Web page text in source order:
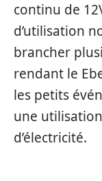
continu de
d’utilisation
brancher
rendant le
les petits
une
d’électricité.